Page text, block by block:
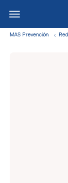
MAS Prevención